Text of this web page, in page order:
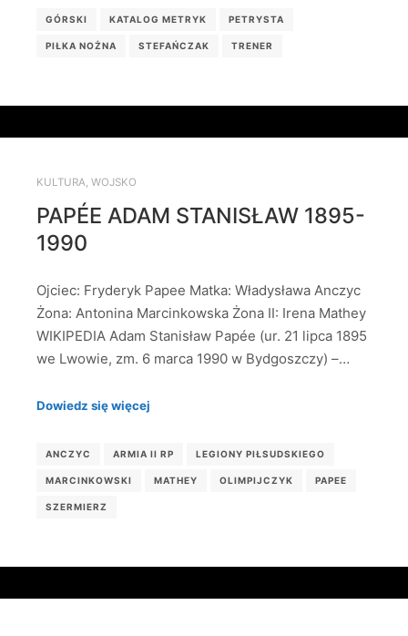
GÓRSKI KATALOG METRYK PETRYSTA
PIŁKA NOŻNA STEFAŃCZAK TRENER
KULTURA, WOJSKO
PAPÉE ADAM STANISŁAW 1895-
1990
Ojciec: Fryderyk Papee Matka: Władysława Anczyc
Żona: Antonina Marcinkowska Żona II: Irena Mathey
WIKIPEDIA Adam Stanisław Papée (ur. 21 lipca 1895
we Lwowie, zm. 6 marca 1990 w Bydgoszczy) –…
Dowiedz się więcej
ANCZYC ARMIA II RP LEGIONY PIŁSUDSKIEGO
MARCINKOWSKI MATHEY OLIMPIJCZYK PAPEE
SZERMIERZ